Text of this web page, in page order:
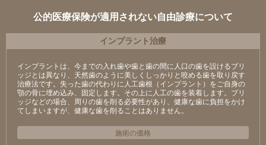
公的医療保険が適用されない自由診療について
インプラント治療
インプラントは、今までの入れ歯や歯と歯の間に人口の歯を設けるブリ
ッジとは異なり、天然歯のように美しくしっかりと咬める歯を取り戻す
治療法です。失った歯の代わりに人工歯根（インプラント）をご自身の
顎の骨に埋め込み、固定します。その上に人工の歯を装着します。ブリ
ッジなどの場合、周りの歯を削る必要性があり、健康な歯に負担をかけ
てしまいますが、健康な歯を削ることはありません。
施術の価格